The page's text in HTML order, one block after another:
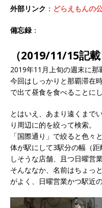
外部リンク ： どらえもんの
備忘録 ：
（2019/11/15記載
2019年11月上旬の週末に那
今回はしっかりと那覇滞在
で出て昼食を食べることにし
とはいえ、あまり遠くまで
り周辺に的を絞って検索。
「国際通り」で絞ると色々
体が駅にして3駅分の幅（
しそうな店舗、且つ日曜営
そんななか、名前はちょっ
がよく、日曜営業かつ駅近